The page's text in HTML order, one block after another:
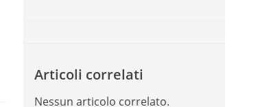
Articoli correlati
Nessun articolo correlato.